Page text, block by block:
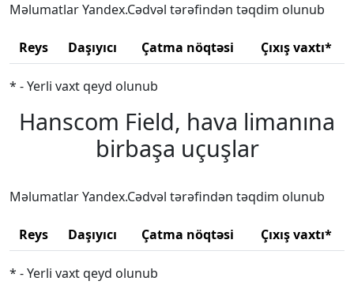
Məlumatlar Yandex.Cədvəl tərəfindən təqdim olunub
Reys Daşıyıcı Çatma nöqtəsi Çıxış vaxtı*
* - Yerli vaxt qeyd olunub
Hanscom Field, hava limanına
birbaşa uçuşlar
Məlumatlar Yandex.Cədvəl tərəfindən təqdim olunub
Reys Daşıyıcı Çatma nöqtəsi Çıxış vaxtı*
* - Yerli vaxt qeyd olunub